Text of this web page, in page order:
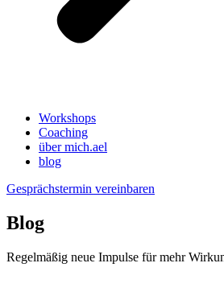
Workshops
Coaching
über mich.ael
blog
Gesprächstermin vereinbaren
Blog
Regelmäßig neue Impulse für mehr